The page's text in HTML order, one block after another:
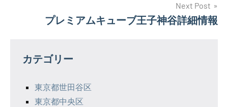
ー
Next Post
プレミアムキューブ王子神谷詳細情報
カテゴリー
東京都世田谷区
東京都中央区